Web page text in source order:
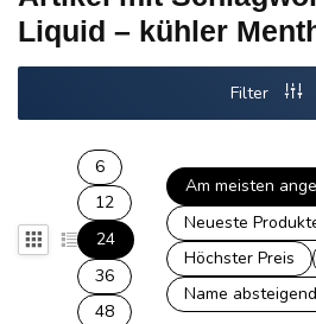
Liquid – kühler
Filter
6
12
24
36
48
Am meisten
Neueste
Höchster Preis
Name absteigend